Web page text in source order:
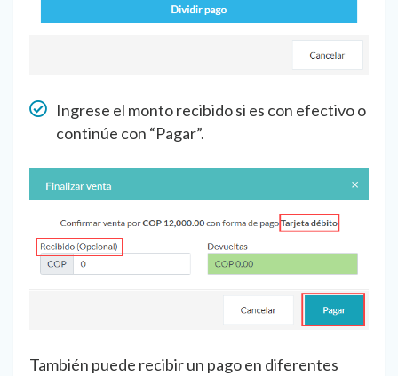
Ingrese el monto recibido si es con efectivo o
continúe con “Pagar”.
También puede recibir un pago en diferentes